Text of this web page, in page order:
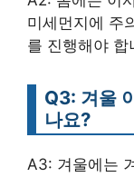
미세먼지에 주
를 진행해야 합
Q3: 겨울
나요?
A3: 겨울에는